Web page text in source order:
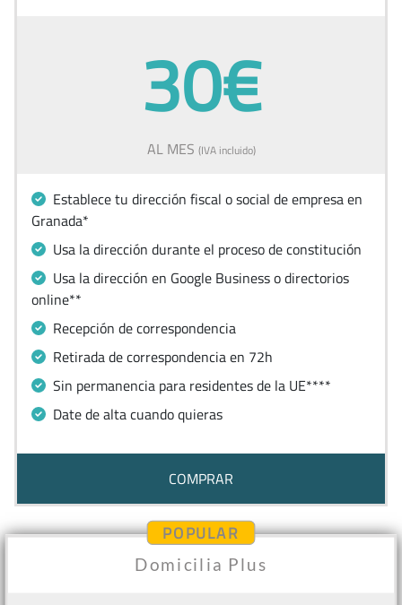
30€
AL MES (IVA incluido)
Establece tu dirección fiscal o social de empresa en
Granada*
Usa la dirección durante el proceso de constitución
Usa la dirección en Google Business o directorios
online**
Recepción de correspondencia
Retirada de correspondencia en 72h
Sin permanencia para residentes de la UE****
Date de alta cuando quieras
COMPRAR
POPULAR
Domicilia Plus